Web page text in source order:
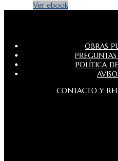
Ver ebook
OBRAS
POLÍTICA
CONTACTO Y